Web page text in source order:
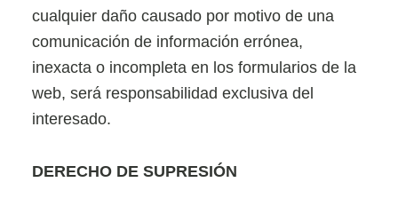
cualquier daño causado por motivo de una
comunicación de información errónea,
inexacta o incompleta en los formularios de la
web, será responsabilidad exclusiva del
interesado.
DERECHO DE SUPRESIÓN